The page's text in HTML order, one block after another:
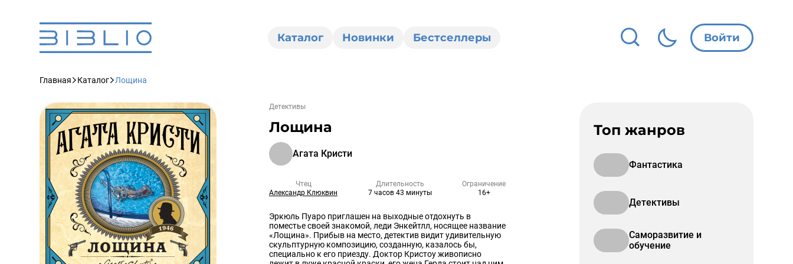
Каталог Новинки Бестселлеры Войти
Главная Каталог Лощина
Детективы
Лощина
Агата Кристи
Чтец
Александр Клюквин
Длительность
7 часов 43 минуты
Ограничение
16+
Эркюль Пуаро приглашен на выходные отдохнуть в
поместье своей знакомой, леди Энкейтлл, носящее название
«Лощина». Прибыв на место, детектив видит удивительную
скульптурную композицию, созданную, казалось бы,
специально к его приезду. Доктор Кристоу живописно
Топ жанров
Фантастика
Детективы
Саморазвитие и
обучение